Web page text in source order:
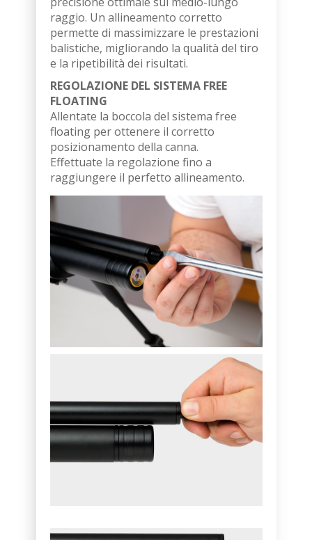
raggio. Un allineamento corretto
permette di massimizzare le prestazioni
balistiche, migliorando la qualità del tiro
e la ripetibilità dei risultati.
REGOLAZIONE DEL SISTEMA FREE
FLOATING
Allentate la boccola del sistema free
floating per ottenere il corretto
posizionamento della canna.
Effettuate la regolazione fino a
raggiungere il perfetto allineamento.